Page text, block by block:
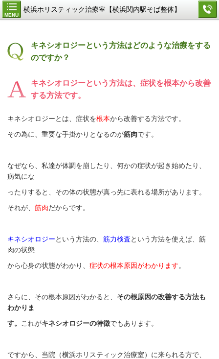
MENU
横浜ホリスティック治療室【横浜関内駅そば整体】
キネシオロジーという方法はどのような治療をする
のですか？
キネシオロジーという方法は、症状を根本から改善
する方法です。
キネシオロジーとは、症状を根本から改善する方法です。
その為に、重要な手掛かりとなるのが筋肉です。
なぜなら、私達が体調を崩したり、何かの症状が起き始めたり、
病気にな
ったりすると、その体の状態が真っ先に表れる場所があります。
それが、 筋肉だからです。
キネシオロジーという方法の、 筋力検査という方法を使えば、筋
肉の状態
から心身の状態がわかり、 症状の根本原因がわかります。
さらに、その根本原因がわかると、 その根原因の改善する方法も
わかりま
す。
これがキネシオロジーの特徴でもあります。
ですから、当院（横浜ホリスティック治療室）に来られる方で、